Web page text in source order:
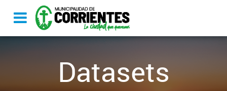
Datasets